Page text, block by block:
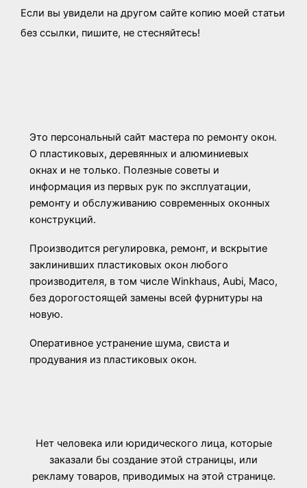
Если вы увидели на другом сайте копию моей статьи
без ссылки, пишите, не стесняйтесь!
Это персональный сайт мастера по ремонту окон.
О пластиковых, деревянных и алюминиевых
окнах и не только. Полезные советы и
информация из первых рук по эксплуатации,
ремонту и обслуживанию современных оконных
конструкций.
Производится регулировка, ремонт, и вскрытие
заклинивших пластиковых окон любого
производителя, в том числе Winkhaus, Aubi, Maco,
без дорогостоящей замены всей фурнитуры на
новую.
Оперативное устранение шума, свиста и
продувания из пластиковых окон.
Нет человека или юридического лица, которые
заказали бы создание этой страницы, или
рекламу товаров, приводимых на этой странице.